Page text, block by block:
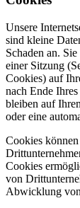
Unsere
sind kleine
Schaden an.
einer Sitzung
Cookies) auf
nach Ende
bleiben auf
oder eine
Cookies
Cookies
von
Abwicklung